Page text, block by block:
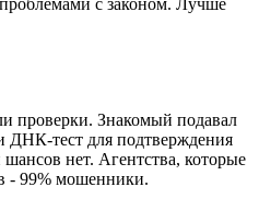
проверки. Знакомый подавал
ДНК-тест для подтверждения
нет. Агентства, которые
- 99% мошенники.